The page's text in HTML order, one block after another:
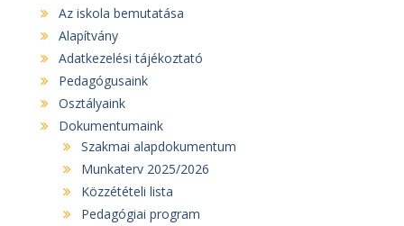
Az iskola bemutatása
Alapítvány
Adatkezelési tájékoztató
Pedagógusaink
Osztályaink
Dokumentumaink
Szakmai alapdokumentum
Munkaterv 2025/2026
Közzétételi lista
Pedagógiai program